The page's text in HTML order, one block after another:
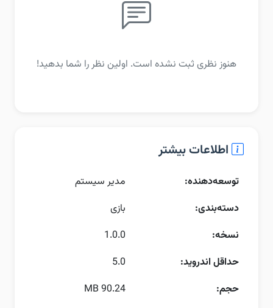
هنوز نظری ثبت نشده است. اولین نظر را شما بدهید!
اطلاعات بیشتر
توسعه‌دهنده:
مدیر سیستم
دسته‌بندی:
بازی
نسخه:
1.0.0
حداقل اندروید:
5.0
حجم:
90.24 MB